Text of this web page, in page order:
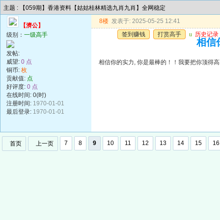
主题 : 【059期】香港资料【姑姑桂林精选九肖九肖】全网稳定
【濟公】
级别： 一级高手
发帖:
威望: 0 点
铜币: 枚
贡献值: 点
好评度: 0 点
在线时间: 0(时)
注册时间: 1970-01-01
最后登录: 1970-01-01
8楼 发表于: 2025-05-25 12:41
签到赚钱
打赏高手 u 历史记录
相信
相信你的实力, 你是最棒的！！我要把你顶得
首页 上一页 7 8 9 10 11 12 13 14 15 16